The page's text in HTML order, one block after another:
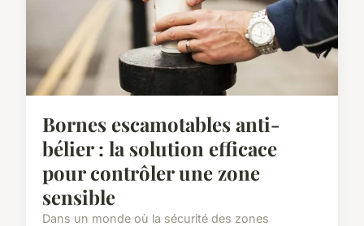
Bornes escamotables anti-
bélier : la solution efficace
pour contrôler une zone
sensible
Dans un monde où la sécurité des zones